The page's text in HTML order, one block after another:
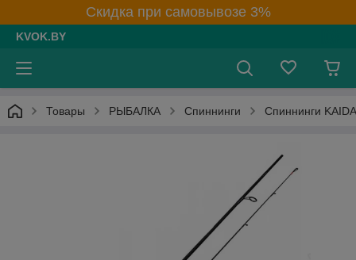
Скидка при самовывозе 3%
KVOK.BY
Товары РЫБАЛКА Спиннинги Спиннинги KAIDA